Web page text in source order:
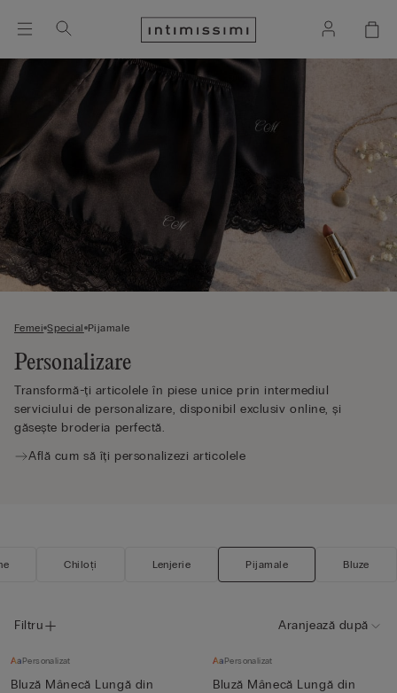
Femei Special Pijamale
Personalizare
Transformă-ți articolele în piese unice prin intermediul
serviciului de personalizare, disponibil exclusiv online, și
găsește broderia perfectă.
Află cum să îți personalizezi articolele
Chiloți Lenjerie Pijamale Bluze
Filtru Aranjează după
Personalizat
Bluză Mânecă Lungă din
Personalizat
Bluză Mânecă Lungă din